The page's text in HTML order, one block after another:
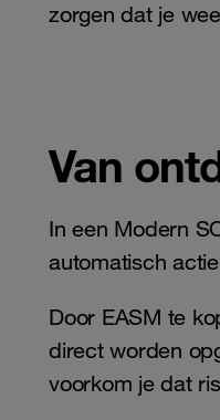
zorgen dat je
Van
In een Modern
automatisch
Door EASM te
direct worden
voorkom je dat